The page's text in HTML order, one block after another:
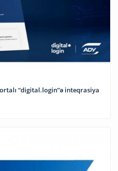
“digital.login”ə inteqrasiya